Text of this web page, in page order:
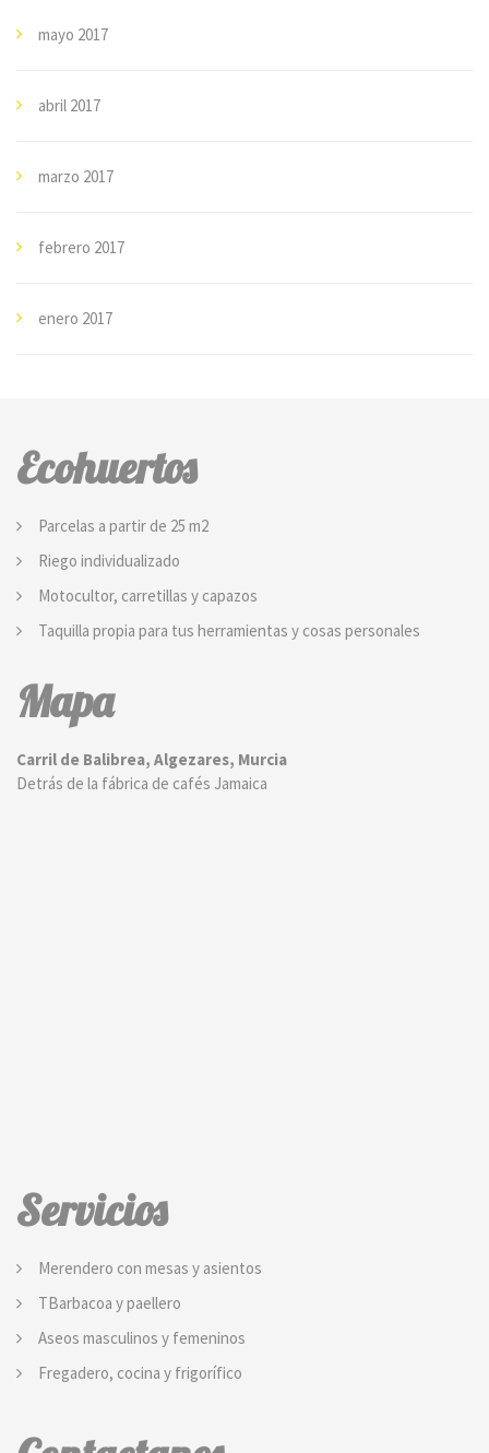
mayo 2017
abril 2017
marzo 2017
febrero 2017
enero 2017
Ecohuertos
Parcelas a partir de 25 m2
Riego individualizado
Motocultor, carretillas y capazos
Taquilla propia para tus herramientas y cosas personales
Mapa
Carril de Balibrea, Algezares, Murcia
Detrás de la fábrica de cafés Jamaica
Servicios
Merendero con mesas y asientos
TBarbacoa y paellero
Aseos masculinos y femeninos
Fregadero, cocina y frigorífico